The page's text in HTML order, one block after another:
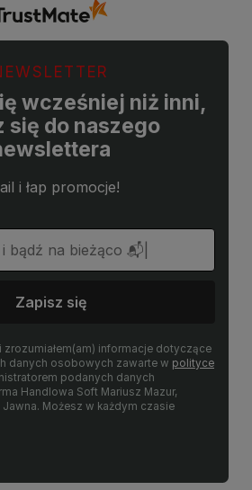
wcześniej niż inni,
się do naszego
i łap promocje!
Zapisz się
zrozumiałem(am) informacje dotyczące
danych osobowych zawarte w polityce
podanych danych
Handlowa Soft Mariusz Mazur,
Jawna. Możesz w każdym czasie